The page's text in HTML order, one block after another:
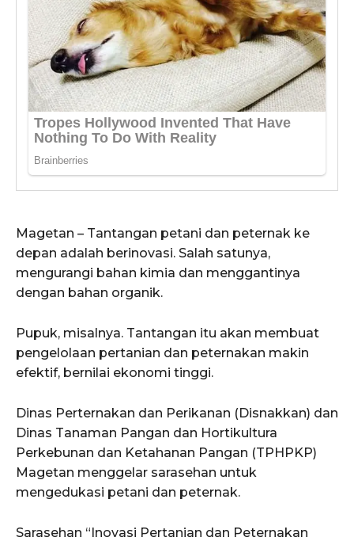
Magetan – Tantangan petani dan peternak ke
depan adalah berinovasi. Salah satunya,
mengurangi bahan kimia dan menggantinya
dengan bahan organik.
Pupuk, misalnya. Tantangan itu akan membuat
pengelolaan pertanian dan peternakan makin
efektif, bernilai ekonomi tinggi.
Dinas Perternakan dan Perikanan (Disnakkan) dan
Dinas Tanaman Pangan dan Hortikultura
Perkebunan dan Ketahanan Pangan (TPHPKP)
Magetan menggelar sarasehan untuk
mengedukasi petani dan peternak.
Sarasehan “Inovasi Pertanian dan Peternakan